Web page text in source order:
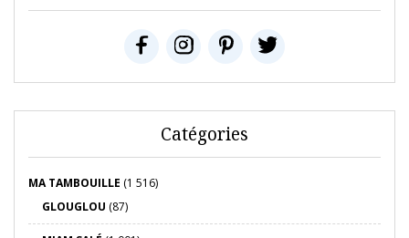
Catégories
MA TAMBOUILLE (1 516)
GLOUGLOU (87)